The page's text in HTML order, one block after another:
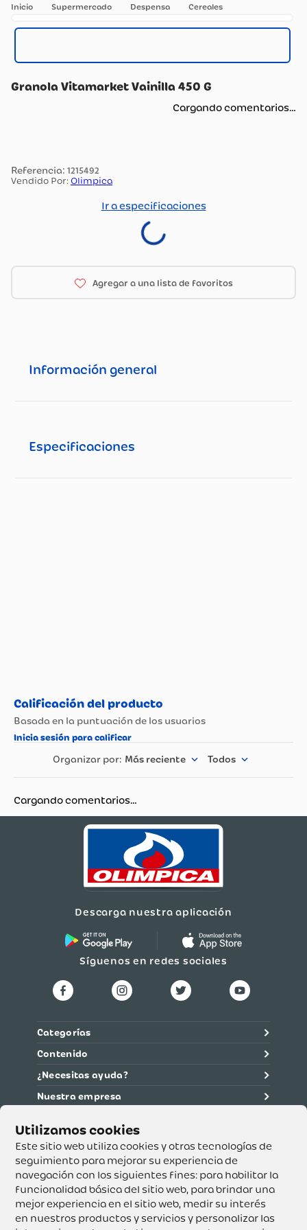
Este sitio web utiliza cookies y otras tecnologías de
seguimiento para mejorar su experiencia de
navegación con los siguientes fines: para habilitar la
funcionalidad básica del sitio web, para brindar una
mejor experiencia en el sitio web, medir su interés
en nuestros productos y servicios y personalizar las
Supermercado Despensa Cereales
Granola Vitamarket Vainilla 450 G
Cargando comentarios…
: 1215492
Vendido Por: Olimpica
Ir a especificaciones
Información general
Especificaciones
Más reciente Todos
Cargando comentarios…
Descarga nuestra aplicación
Síguenos en redes sociales
Categorías
Contenido
¿Necesitas ayuda?
Nuestra empresa
Supertiendas y Drogería Olímpica S.A. - Nit 890.107.487 -
Dirección de notificación: Calle 53 No. 46-192 local 3-01
Teléfono: 3232540999 - Correo:
servicioalcliente@olimpica.com.co